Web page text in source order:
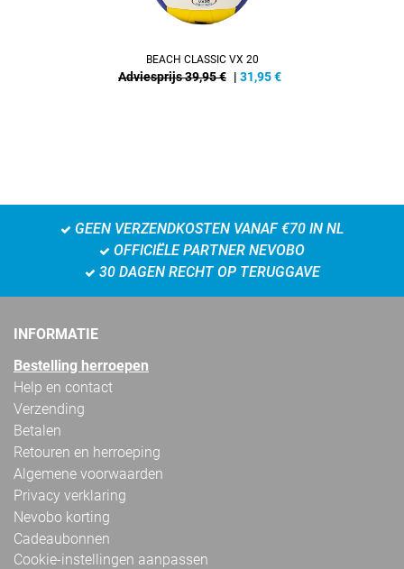
BEACH CLASSIC VX 20
Adviesprijs 39,95 € | 31,95€
GEEN VERZENDKOSTEN VANAF €70 IN NL
OFFICIËLE PARTNER NEVOBO
30 DAGEN RECHT OP TERUGGAVE
INFORMATIE
Bestelling herroepen
Help en contact
Verzending
Betalen
Retouren en herroeping
Algemene voorwaarden
Privacy verklaring
Nevobo korting
Cadeaubonnen
Cookie-instellingen aanpassen